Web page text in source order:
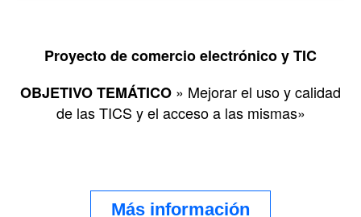
Proyecto de comercio electrónico y TIC
OBJETIVO TEMÁTICO » Mejorar el uso y calidad
de las TICS y el acceso a las mismas»
Más información